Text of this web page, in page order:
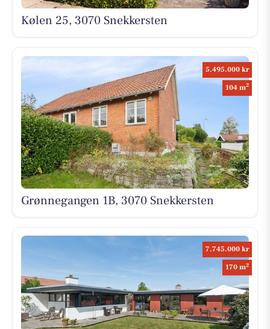
Kølen 25, 3070 Snekkersten
5.495.000 kr
104 m2
Grønnegangen 1B, 3070 Snekkersten
7.745.000 kr
170 m2